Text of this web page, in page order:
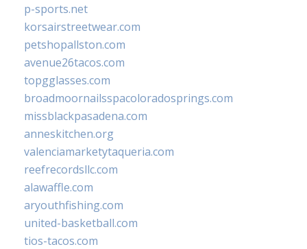
p-sports.net
korsairstreetwear.com
petshopallston.com
avenue26tacos.com
topgglasses.com
broadmoornailsspacoloradosprings.com
missblackpasadena.com
anneskitchen.org
valenciamarketytaqueria.com
reefrecordsllc.com
alawaffle.com
aryouthfishing.com
united-basketball.com
tios-tacos.com